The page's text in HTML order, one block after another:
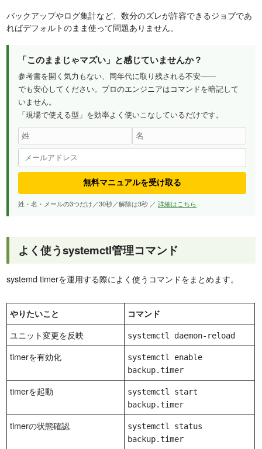
バックアップやログ集計など、数分のズレが許容できるジョブであ
ればデフォルトのまま使って問題ありません。
「このままじゃマズい」と感じていませんか？
参考書を開く気力もない、同年代に取り残される不安——
でも安心してください。プロのエンジニアはコマンドを暗記して
いません。
「現場で使える型」を効率よく使いこなしているだけです。
無料マニュアルを受け取る
姓・名・メールの3つだけ／30秒／解除は3秒 ／詳細はこちら
よく使うsystemctl管理コマンド
systemd timerを運用する際によく使うコマンドをまとめます。
やりたいこと コマンド
ユニット変更を反映 systemctl daemon-reload
timerを有効化
systemctl enable
backup.timer
timerを起動
systemctl start
backup.timer
timerの状態確認
systemctl status
backup.timer